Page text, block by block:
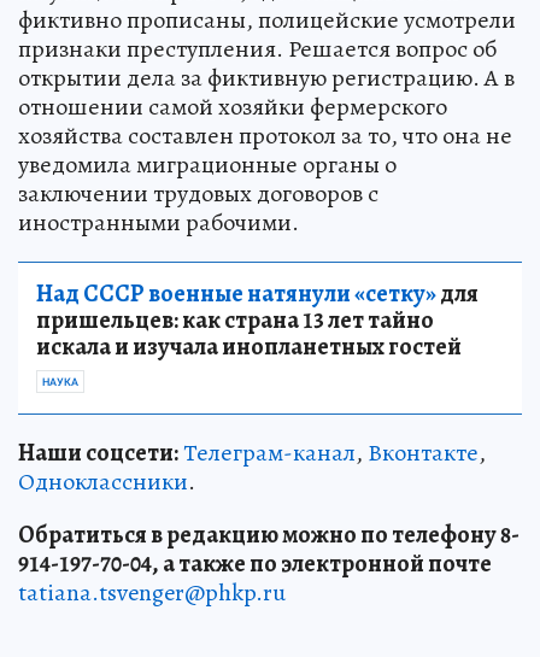
фиктивно прописаны, полицейские усмотрели
признаки преступления. Решается вопрос об
открытии дела за фиктивную регистрацию. А в
отношении самой хозяйки фермерского
хозяйства составлен протокол за то, что она не
уведомила миграционные органы о
заключении трудовых договоров с
иностранными рабочими.
Над СССР военные натянули «сетку»для
пришельцев: как страна 13 лет тайно
искала и изучала инопланетных гостей
НАУКА
Наши соцсети:Телеграм-канал, Вконтакте,
Одноклассники.
Обратиться в редакцию можно по телефону 8-
914-197-70-04, а также по электронной почте
tatiana.tsvenger@phkp.ru